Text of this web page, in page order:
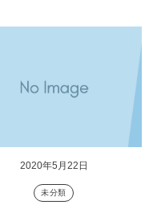
2020年5月22日
未分類